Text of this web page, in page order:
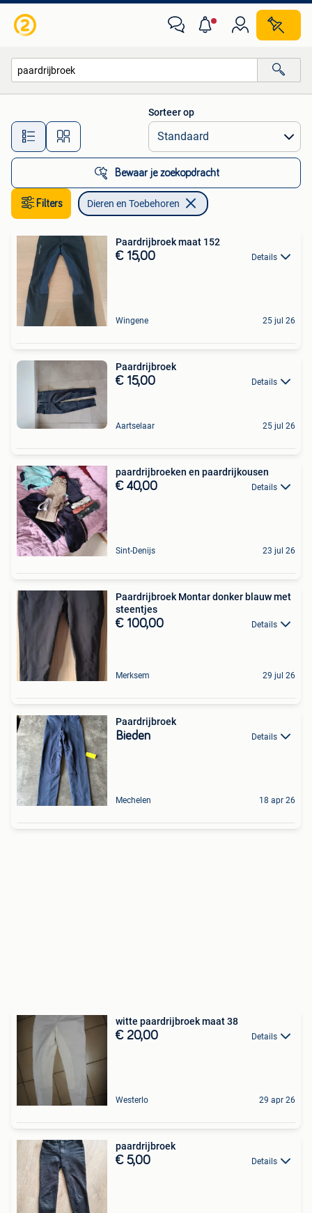
Alle afstanden…
Sorteer op
Bewaar je zoekopdracht
Filters Dieren en Toebehoren
Paardrijbroek maat 152
€ 15,00 Details
Wingene 25 jul 26
Paardrijbroek
€ 15,00 Details
Aartselaar 25 jul 26
paardrijbroeken en paardrijkousen
€ 40,00 Details
Sint-Denijs 23 jul 26
Paardrijbroek Montar donker blauw met
steentjes
€ 100,00 Details
Merksem 29 jul 26
Paardrijbroek
Bieden Details
Mechelen 18 apr 26
witte paardrijbroek maat 38
€ 20,00 Details
Westerlo 29 apr 26
paardrijbroek
€ 5,00 Details